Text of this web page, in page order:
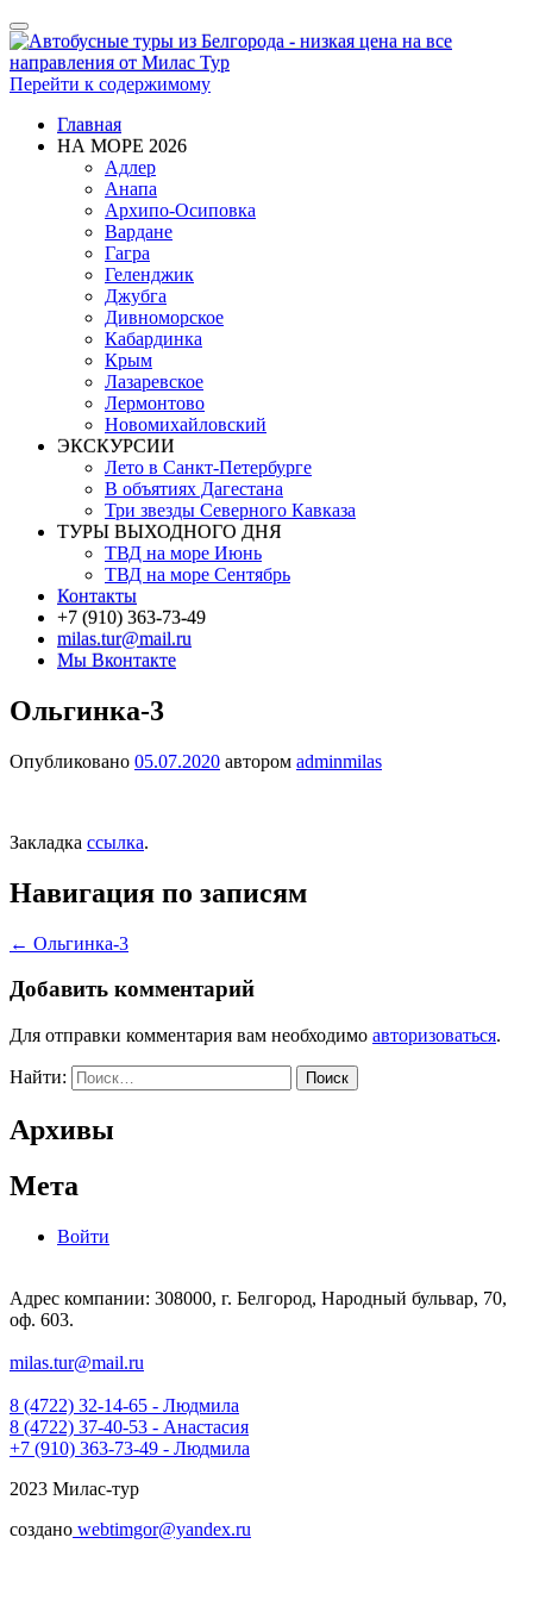
Показать/
Скрыть
навигацию
Перейти к содержимому
Главная
НА МОРЕ 2026
Адлер
Анапа
Архипо-Осиповка
Вардане
Гагра
Геленджик
Джубга
Дивноморское
Кабардинка
Крым
Лазаревское
Лермонтово
Новомихайловский
ЭКСКУРСИИ
Лето в Санкт-Петербурге
В объятиях Дагестана
Три звезды Северного Кавказа
ТУРЫ ВЫХОДНОГО ДНЯ
ТВД на море Июнь
ТВД на море Сентябрь
Контакты
+7 (910) 363-73-49
milas.tur@mail.ru
Мы Вконтакте
Ольгинка-3
Опубликовано 05.07.2020 автором adminmilas
Закладка ссылка.
Навигация по записям
← Ольгинка-3
Добавить комментарий
Для отправки комментария вам необходимо авторизоваться.
Найти:
Архивы
Мета
Войти
Адрес компании: 308000, г. Белгород, Народный бульвар, 70,
оф. 603.
milas.tur@mail.ru
8 (4722) 32-14-65 - Людмила
8 (4722) 37-40-53 - Анастасия
+7 (910) 363-73-49 - Людмила
2023 Милас-тур
создано webtimgor@yandex.ru